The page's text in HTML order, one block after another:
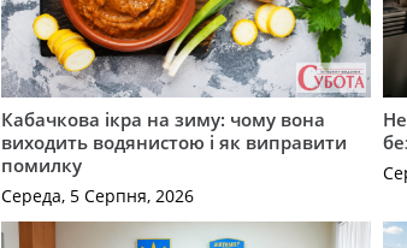
Кабачкова ікра на зиму: чому вона
виходить водянистою і як виправити
помилку
Середа, 5 Серпня, 2026